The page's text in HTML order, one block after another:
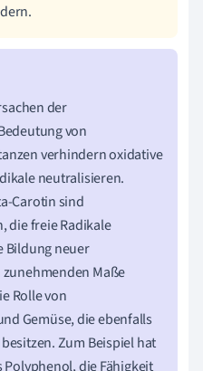
der
von
verhindern oxidative
neutralisieren.
Carotin sind
die freie Radikale
Bildung neuer
Maße
Rolle von
Gemüse, die ebenfalls
Zum Beispiel hat
die Fähigkeit